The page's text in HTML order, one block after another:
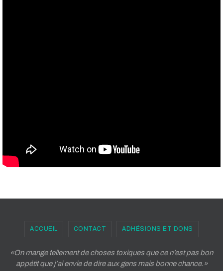
ACCUEIL CONTACT ADHÉSIONS ET DONS
«On mange tellement de choses toxiques que ce n’est pas bon
appétit que j’ai envie de dire aux gens mais bonne chance.»